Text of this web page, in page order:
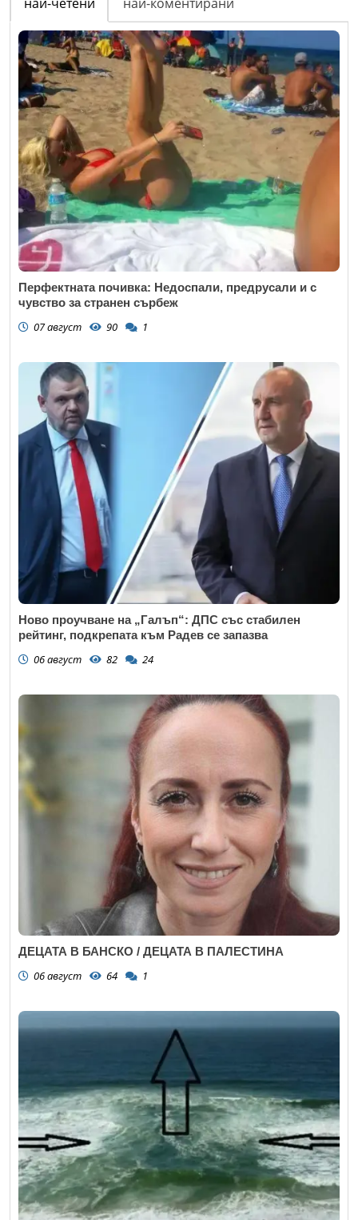
Перфектната почивка: Недоспали, предрусали и с
чувство за странен сърбеж
07 август 90 1
Ново проучване на „Галъп“: ДПС със стабилен
рейтинг, подкрепата към Радев се запазва
06 август 82 24
ДЕЦАТА В БАНСКО / ДЕЦАТА В ПАЛЕСТИНА
06 август 64 1